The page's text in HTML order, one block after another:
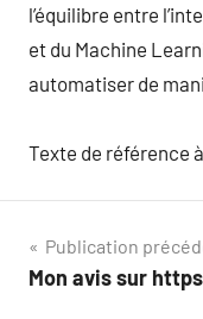
l’équilibre entre
et du Machine
automatiser de
Texte de référence
Navigation
de
Publication
Mon avis sur